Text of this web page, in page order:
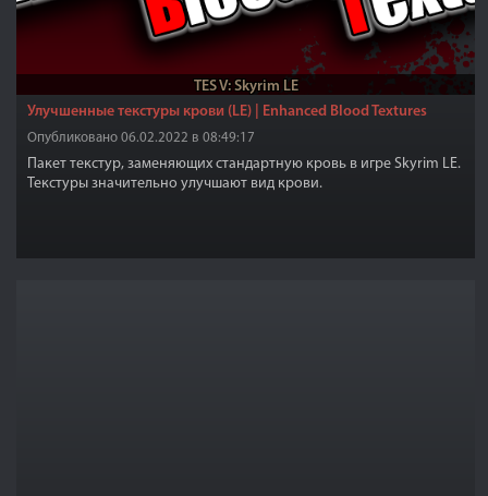
TES V: Skyrim LE
Улучшенные текстуры крови (LE) | Enhanced Blood Textures
Опубликовано 06.02.2022 в 08:49:17
Пакет текстур, заменяющих стандартную кровь в игре Skyrim LE.
Текстуры значительно улучшают вид крови.